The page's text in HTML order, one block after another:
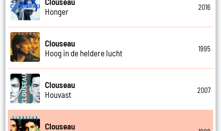
Honger
2016
Clouseau
Hoog in de heldere lucht
1995
Clouseau
Houvast
2007
Clouseau